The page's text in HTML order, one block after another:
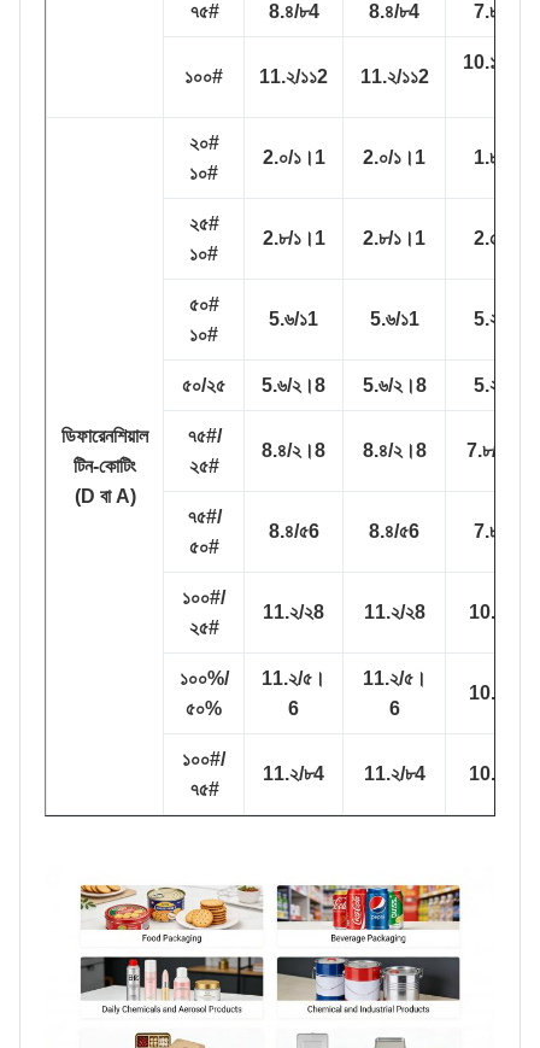
৭৫# 8.৪/৮4 8.৪/৮4 7.৮/৭8
১০০# 11.২/১১2 11.২/১১2
10.১/১০।
ডিফারেনশিয়াল
টিন-কোটিং
(D বা A)
২০#
১০#
2.০/১।1 2.০/১।1 1.৮/০9
২৫#
১০#
2.৮/১।1 2.৮/১।1 2.৫/০9
৫০#
১০#
5.৬/১1 5.৬/১1 5.২/০9
৫০/২৫ 5.৬/২।8 5.৬/২।8 5.২/২5
৭৫#/
২৫#
8.৪/২।8 8.৪/২।8 7.৮/২।5
৭৫#/
৫০#
8.৪/৫6 8.৪/৫6 7.৮/৫2
১০০#/
২৫#
11.২/২8 11.২/২8 10.১/২5
১০০%/
৫০%
11.২/৫।
6
11.২/৫।
6
10.১/৫2
১০০#/
৭৫#
11.২/৮4 11.২/৮4 10.১/৭8